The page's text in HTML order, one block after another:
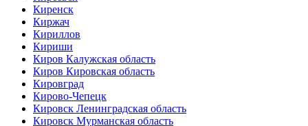
Киренск
Киржач
Кириллов
Кириши
Киров Калужская область
Киров Кировская область
Кировград
Кирово-Чепецк
Кировск Ленинградская область
Кировск Мурманская область